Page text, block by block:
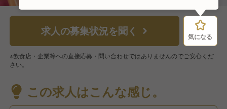
求人の募集状況を聞く 気になる
※飲食店・企業等への直接応募・問い合わせではありませんのでご安心くだ
さい。
この求人はこんな感じ。
気になる